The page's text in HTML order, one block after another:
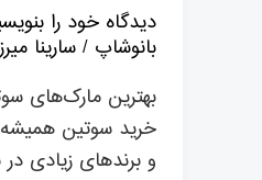
دیدگاه‌ خود را
بانوشاپ / سارینا
بهترین مارک‌های
خرید سوتین
و برندهای زیادی